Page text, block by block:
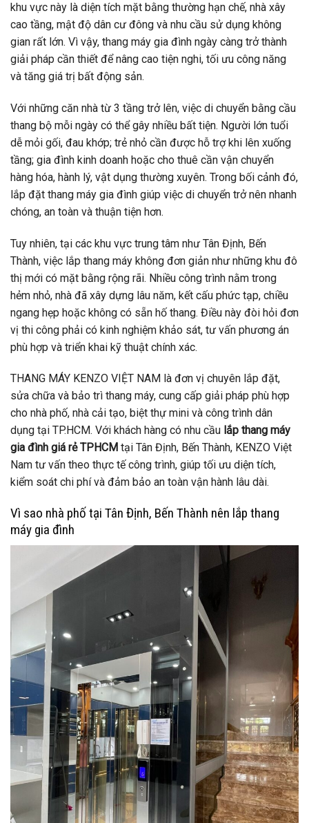
khu vực này là diện tích mặt bằng thường hạn chế, nhà xây
cao tầng, mật độ dân cư đông và nhu cầu sử dụng không
gian rất lớn. Vì vậy, thang máy gia đình ngày càng trở thành
giải pháp cần thiết để nâng cao tiện nghi, tối ưu công năng
và tăng giá trị bất động sản.
Với những căn nhà từ 3 tầng trở lên, việc di chuyển bằng cầu
thang bộ mỗi ngày có thể gây nhiều bất tiện. Người lớn tuổi
dễ mỏi gối, đau khớp; trẻ nhỏ cần được hỗ trợ khi lên xuống
tầng; gia đình kinh doanh hoặc cho thuê cần vận chuyển
hàng hóa, hành lý, vật dụng thường xuyên. Trong bối cảnh đó,
lắp đặt thang máy gia đình giúp việc di chuyển trở nên nhanh
chóng, an toàn và thuận tiện hơn.
Tuy nhiên, tại các khu vực trung tâm như Tân Định, Bến
Thành, việc lắp thang máy không đơn giản như những khu đô
thị mới có mặt bằng rộng rãi. Nhiều công trình nằm trong
hẻm nhỏ, nhà đã xây dựng lâu năm, kết cấu phức tạp, chiều
ngang hẹp hoặc không có sẵn hố thang. Điều này đòi hỏi đơn
vị thi công phải có kinh nghiệm khảo sát, tư vấn phương án
phù hợp và triển khai kỹ thuật chính xác.
THANG MÁY KENZO VIỆT NAM là đơn vị chuyên lắp đặt,
sửa chữa và bảo trì thang máy, cung cấp giải pháp phù hợp
cho nhà phố, nhà cải tạo, biệt thự mini và công trình dân
dụng tại TP.HCM. Với khách hàng có nhu cầu lắp thang máy
gia đình giá rẻ TPHCM tại Tân Định, Bến Thành, KENZO Việt
Nam tư vấn theo thực tế công trình, giúp tối ưu diện tích,
kiểm soát chi phí và đảm bảo an toàn vận hành lâu dài.
Vì sao nhà phố tại Tân Định, Bến Thành nên lắp thang
máy gia đình